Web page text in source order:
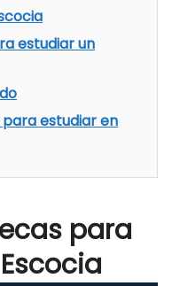
estudiar un
para estudiar en
para